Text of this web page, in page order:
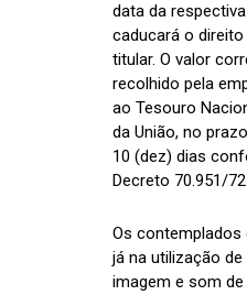
data da
caducará o
titular. O valor
recolhido pela
ao Tesouro
da União, no
10 (dez) dias
Decreto 70.951/72.
Os
já na utilização
imagem e som